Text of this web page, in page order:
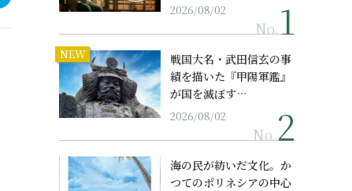
2026/08/02
No.
NEW
戦国大名・武田信玄の事
績を描いた『甲陽軍鑑』
が国を滅ぼす…
2026/08/02
No.
海の民が紡いだ文化。か
つてのポリネシアの中心